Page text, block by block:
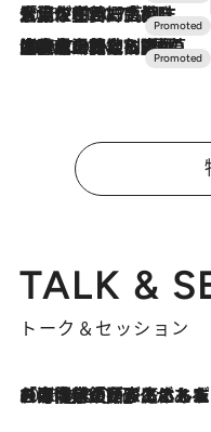
2026.7.17
「土佐和ハーブかき氷」がOMO7高知に登場！生姜、山椒、大葉など目にも舌にも涼を呼ぶ郷土の味
2026.7.10
NEW OPEN！【界 草津】名湯の地に誕生。趣の異なる2種の温泉と上州ならではの会席・蕎麦割烹など美食を味わう究極の癒やし旅
TALK &
トーク＆セッション
2026.8.3
「今後値上げがあるとすれば…」「リスクがあるのは今年の冬」エネルギー専門家が語る、ホルムズ海峡封鎖が家庭にもたらす“ある心配”